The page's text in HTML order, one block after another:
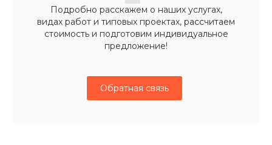
Подробно расскажем о наших услугах,
видах работ и типовых проектах, рассчитаем
стоимость и подготовим индивидуальное
предложение!
Обратная связь